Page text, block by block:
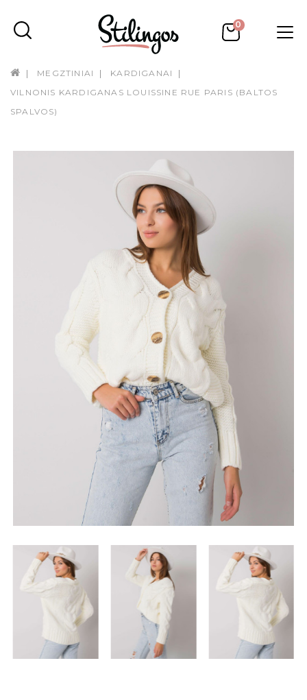
0
MEGZTINIAI
KARDIGANAI
VILNONIS KARDIGANAS LOUISSINE RUE PARIS (BALTOS
SPALVOS)